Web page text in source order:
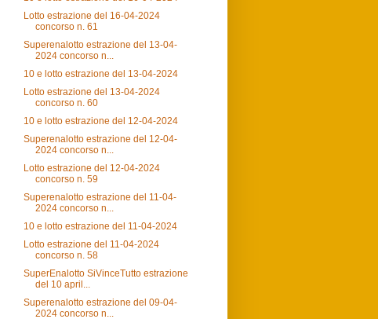
Lotto estrazione del 16-04-2024
concorso n. 61
Superenalotto estrazione del 13-04-
2024 concorso n...
10 e lotto estrazione del 13-04-2024
Lotto estrazione del 13-04-2024
concorso n. 60
10 e lotto estrazione del 12-04-2024
Superenalotto estrazione del 12-04-
2024 concorso n...
Lotto estrazione del 12-04-2024
concorso n. 59
Superenalotto estrazione del 11-04-
2024 concorso n...
10 e lotto estrazione del 11-04-2024
Lotto estrazione del 11-04-2024
concorso n. 58
SuperEnalotto SiVinceTutto estrazione
del 10 april...
Superenalotto estrazione del 09-04-
2024 concorso n...